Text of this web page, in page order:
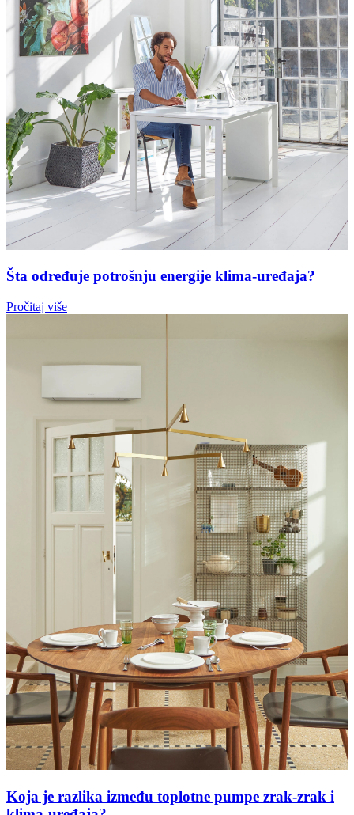
Šta određuje potrošnju energije klima-uređaja?
Pročitaj više
Koja je razlika između toplotne pumpe zrak-zrak i